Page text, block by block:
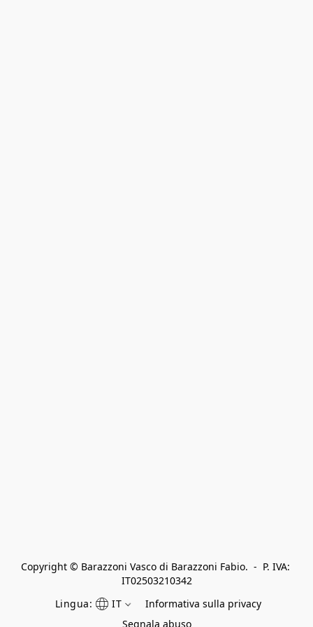
Copyright © Barazzoni Vasco di Barazzoni Fabio.  -  P. IVA:
IT02503210342
Lingua:
IT
Informativa sulla privacy
Segnala abuso